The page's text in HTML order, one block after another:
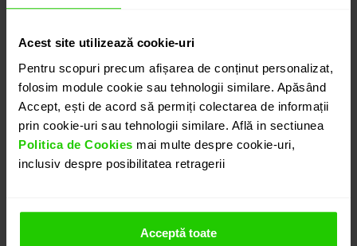
Acest site utilizează cookie-uri
Pentru scopuri precum afișarea de conținut personalizat,
folosim module cookie sau tehnologii similare. Apăsând
Accept, ești de acord să permiți colectarea de informații
prin cookie-uri sau tehnologii similare. Află in sectiunea
Politica de Cookies mai multe despre cookie-uri,
inclusiv despre posibilitatea retragerii
Acceptă toate
ADAUGĂ ÎN COȘ
PROGRAMEAZĂ O ÎNTÂLNIRE